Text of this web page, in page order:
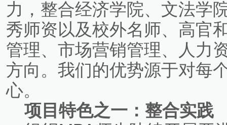
力，整合经济学院、文法学
秀师资以及校外名师、高官
管理、市场营销管理、人力
方向。我们的优势源于对每
心。
项目特色之一：整合实践